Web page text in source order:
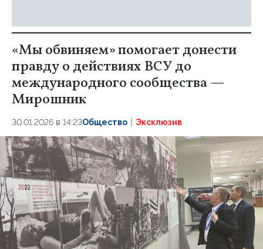
«Мы обвиняем» помогает донести
правду о действиях ВСУ до
международного сообщества —
Мирошник
30.01.2026 в 14:23Общество Эксклюзив